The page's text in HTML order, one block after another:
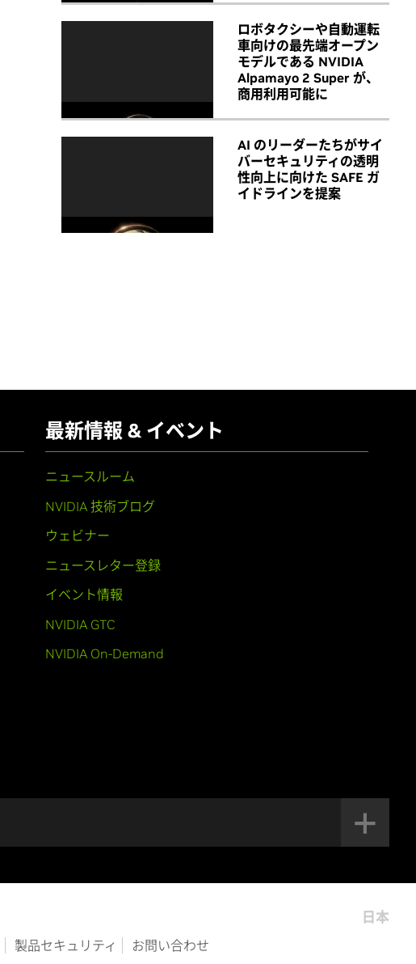
ロボタクシーや自動運転
車向けの最先端オープン
モデルである NVIDIA
Alpamayo 2 Super が、
商用利用可能に
AI のリーダーたちがサイ
バーセキュリティの透明
性向上に向けた SAFE ガ
イドラインを提案
最新情報 & イベント
ニュースルーム
NVIDIA 技術ブログ
ウェビナー
ニュースレター登録
イベント情報
NVIDIA GTC
NVIDIA On-Demand
製品セキュリティ お問い合わせ
日本